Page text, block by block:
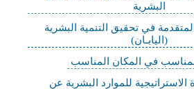
البشرية
في تحقيق التنمية البشرية
(اليابـان)
في المكان المناسب
الاستراتيجية للموارد البشرية عن